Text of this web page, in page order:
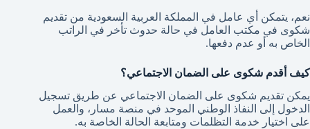
نعم، يتمكن أي عامل في المملكة العربية السعودية من تقديم
شكوى في مكتب العامل في حالة حدوث تأخر في الراتب
الخاص به أو عدم دفعها.
كيف أقدم شكوى على الضمان الاجتماعي؟
يمكن تقديم شكوى على الضمان الاجتماعي عن طريق تسجيل
الدخول إلى النفاذ الوطني الموحد في منصة مسار، والعمل
على اختيار خدمة التظلمات ومتابعة الحالة الخاصة به.